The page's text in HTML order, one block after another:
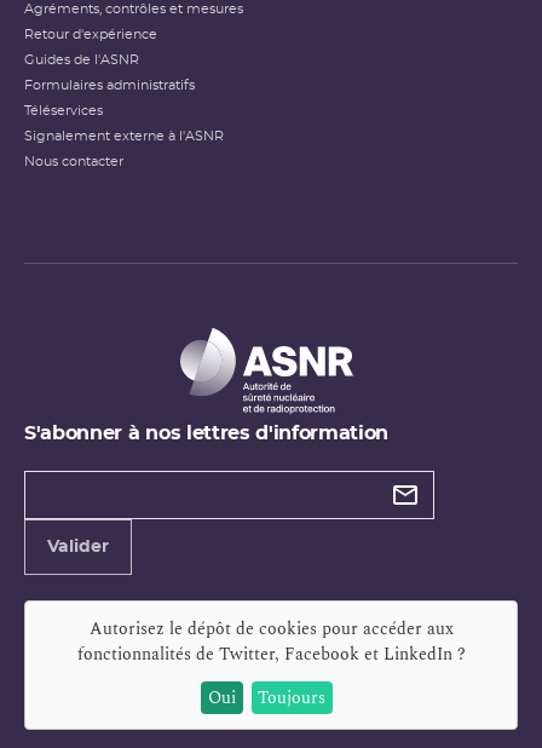
Agréments, contrôles et mesures
Retour d'expérience
Guides de l'ASNR
Formulaires administratifs
Téléservices
Signalement externe à l'ASNR
Nous contacter
S'abonner à nos lettres d'information
Types de
Valider
Autorisez le dépôt de cookies pour accéder aux
fonctionnalités de Twitter, Facebook et LinkedIn?
Oui
Toujours